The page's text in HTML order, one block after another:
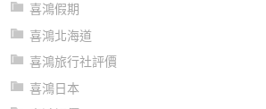
喜鴻假期
喜鴻北海道
喜鴻旅行社評價
喜鴻日本